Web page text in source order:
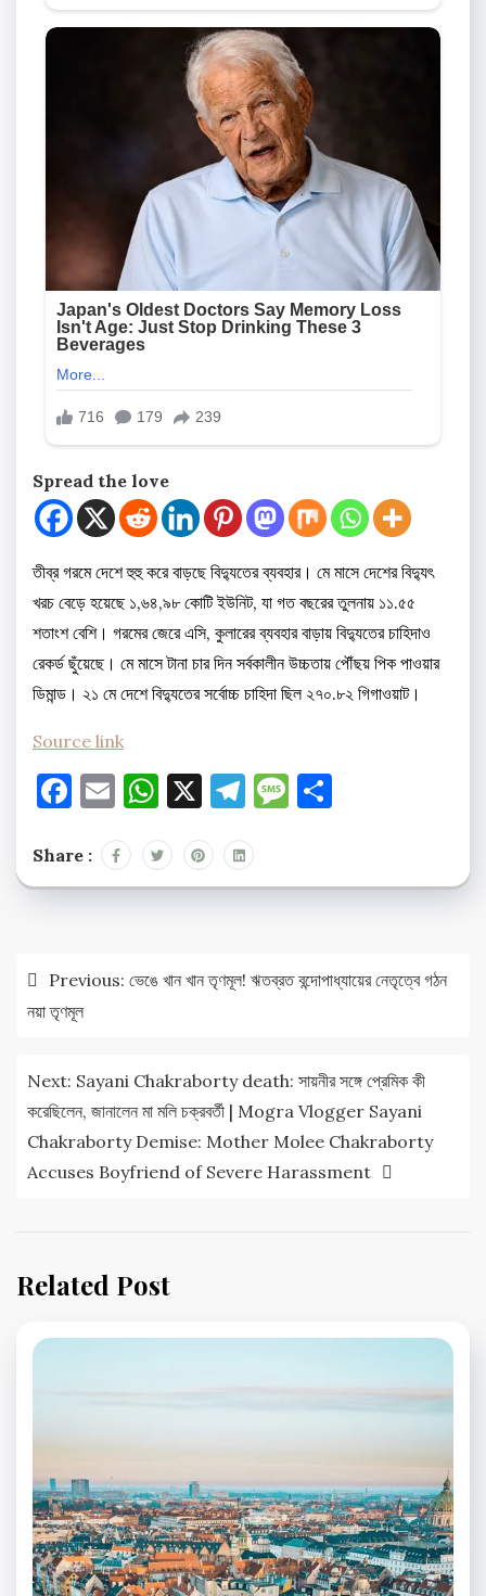
Spread the love
তীব্র গরমে দেশে হুহু করে বাড়ছে বিদ্যুতের ব্যবহার। মে মাসে দেশের বিদ্যুৎ
খরচ বেড়ে হয়েছে ১,৬৪,৯৮ কোটি ইউনিট, যা গত বছরের তুলনায় ১১.৫৫
শতাংশ বেশি। গরমের জেরে এসি, কুলারের ব্যবহার বাড়ায় বিদ্যুতের চাহিদাও
রেকর্ড ছুঁয়েছে। মে মাসে টানা চার দিন সর্বকালীন উচ্চতায় পৌঁছয় পিক পাওয়ার
ডিমান্ড। ২১ মে দেশে বিদ্যুতের সর্বোচ্চ চাহিদা ছিল ২৭০.৮২ গিগাওয়াট।
Source link
Facebook
EmailWhatsApp
X Telegram
Message
Share :
Post
navigation
Previous: ভেঙে খান খান তৃণমূল! ঋতব্রত বন্দোপাধ্যায়ের নেতৃত্বে গঠন
নয়া তৃণমূল
Next: Sayani Chakraborty death: সায়নীর সঙ্গে প্রেমিক কী
করেছিলেন, জানালেন মা মলি চক্রবর্তী | Mogra Vlogger Sayani
Chakraborty Demise: Mother Molee Chakraborty
Accuses Boyfriend of Severe Harassment
Related Post